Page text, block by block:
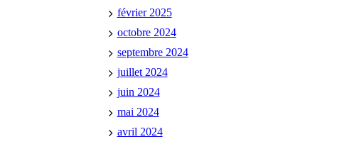
février 2025
octobre 2024
septembre 2024
juillet 2024
juin 2024
mai 2024
avril 2024